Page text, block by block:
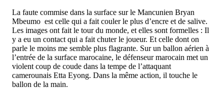
La faute commise dans la surface sur le Mancunien Bryan
Mbeumo est celle qui a fait couler le plus d’encre et de salive.
Les images ont fait le tour du monde, et elles sont formelles : Il
y a eu un contact qui a fait chuter le joueur. Et celle dont on
parle le moins me semble plus flagrante. Sur un ballon aérien à
l’entrée de la surface marocaine, le défenseur marocain met un
violent coup de coude dans la tempe de l’attaquant
camerounais Etta Eyong. Dans la même action, il touche le
ballon de la main.